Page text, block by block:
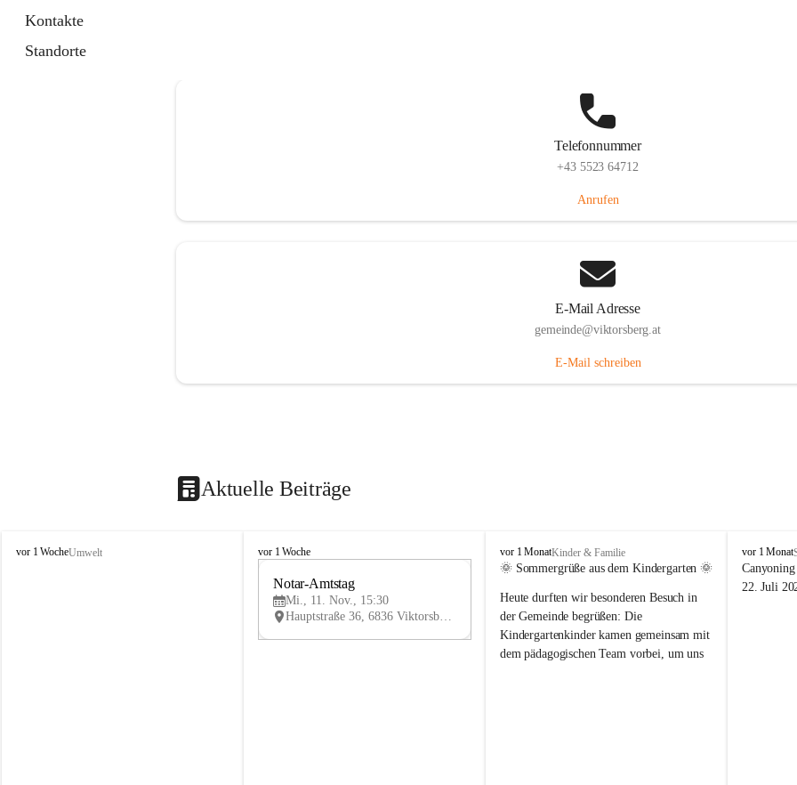
Kontakte
Standorte
Telefonnummer
+43 5523 64712
Anrufen
E-Mail Adresse
gemeinde@viktorsberg.at
E-Mail schreiben
Aktuelle Beiträge
V
vor 1 WocheUmwelt
V
vor 1 Woche
V
Notar-Amtstag
Mi., 11. Nov., 15:30
Hauptstraße 36, 6836 Viktorsberg, AUT
V
i
t
o
r
s
vor 1 MonatKinder & Familie
🌞 Sommergrüße aus dem Kindergarten 🌞
Heute durften wir besonderen Besuch in
der Gemeinde begrüßen: Die
Kindergartenkinder kamen gemeinsam mit
dem pädagogischen Team vorbei, um uns
V
i
k
vor 1 Monat
22. Juli